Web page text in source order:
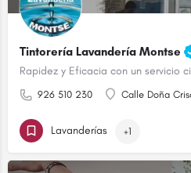
Tintorería Lavandería Montse
Rapidez y Eficacia con un servicio
926 510 230 Calle Doña
Lavanderías +1